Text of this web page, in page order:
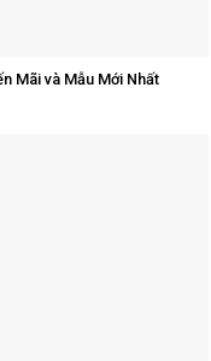
Mãi và Mẫu Mới Nhất